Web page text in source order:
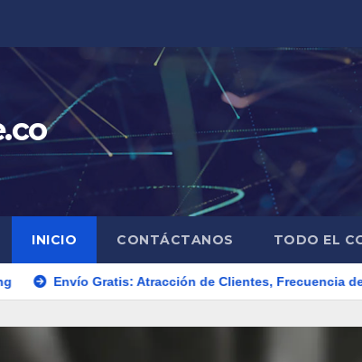
INICIO CONTÁCTANOS TODO EL
Gratis: Atracción de Clientes, Frecuencia de Compra y